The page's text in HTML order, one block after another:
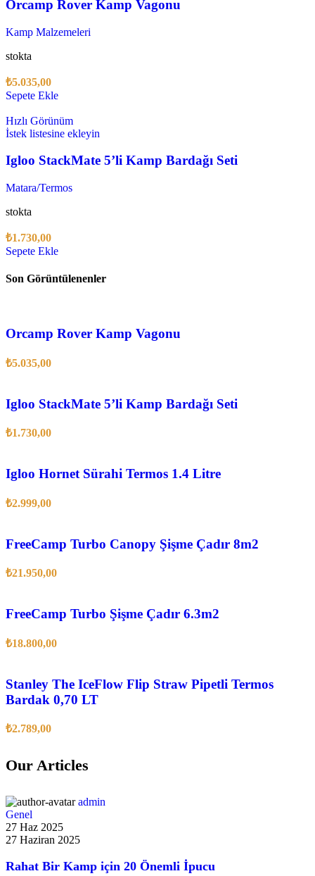
Orcamp Rover Kamp Vagonu
Kamp Malzemeleri
stokta
₺5.035,00
Sepete Ekle
Hızlı Görünüm
İstek listesine ekleyin
Igloo StackMate 5’li Kamp Bardağı Seti
Matara/Termos
stokta
₺1.730,00
Sepete Ekle
Son Görüntülenenler
Orcamp Rover Kamp Vagonu
₺5.035,00
Igloo StackMate 5’li Kamp Bardağı Seti
₺1.730,00
Igloo Hornet Sürahi Termos 1.4 Litre
₺2.999,00
FreeCamp Turbo Canopy Şişme Çadır 8m2
₺21.950,00
FreeCamp Turbo Şişme Çadır 6.3m2
₺18.800,00
Stanley The IceFlow Flip Straw Pipetli Termos
Bardak 0,70 LT
₺2.789,00
Our Articles
admin
Genel
27 Haz 2025
27 Haziran 2025
Rahat Bir Kamp için 20 Önemli İpucu